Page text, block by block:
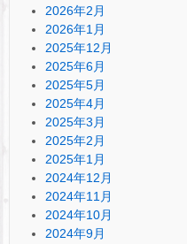
2026年2月
2026年1月
2025年12月
2025年6月
2025年5月
2025年4月
2025年3月
2025年2月
2025年1月
2024年12月
2024年11月
2024年10月
2024年9月